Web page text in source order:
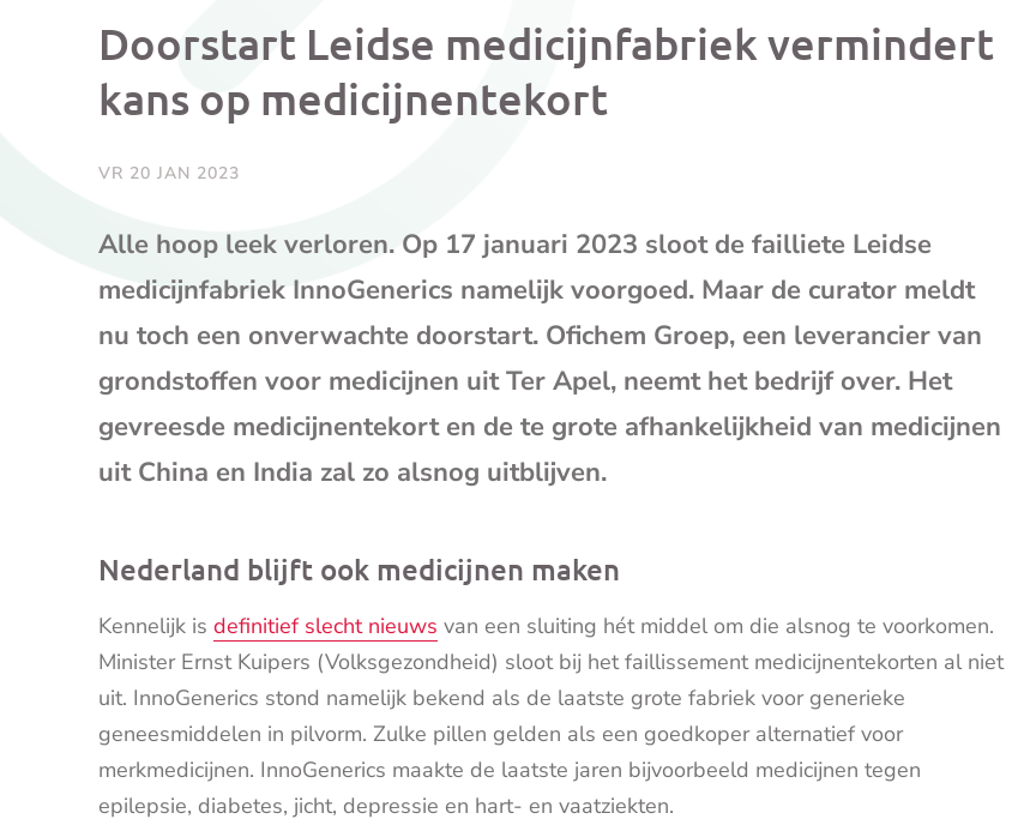
op
Facebook
op
Doorstart Leidse medicijnfabriek vermindert
kans op medicijnentekort
VR 20 JAN 2023
Alle hoop leek verloren. Op 17 januari 2023 sloot de failliete Leidse
medicijnfabriek InnoGenerics namelijk voorgoed. Maar de curator meldt
nu toch een onverwachte doorstart. Ofichem Groep, een leverancier van
grondstoffen voor medicijnen uit Ter Apel, neemt het bedrijf over. Het
gevreesde medicijnentekort en de te grote afhankelijkheid van medicijnen
uit China en India zal zo alsnog uitblijven.
Nederland blijft ook medicijnen maken
Kennelijk is definitief slecht nieuws van een sluiting hét middel om die alsnog te voorkomen.
Minister Ernst Kuipers (Volksgezondheid) sloot bij het faillissement medicijnentekorten al niet
uit. InnoGenerics stond namelijk bekend als de laatste grote fabriek voor generieke
geneesmiddelen in pilvorm. Zulke pillen gelden als een goedkoper alternatief voor
merkmedicijnen. InnoGenerics maakte de laatste jaren bijvoorbeeld medicijnen tegen
epilepsie, diabetes, jicht, depressie en hart- en vaatziekten.